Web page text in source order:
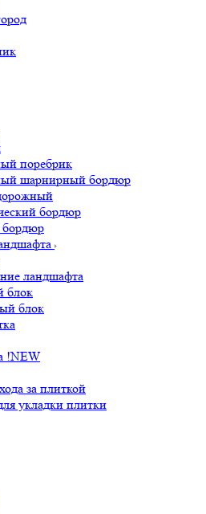
поребрик
шарнирный бордюр
бордюр
ландшафта
блок
блок
!NEW
за плиткой
укладки плитки